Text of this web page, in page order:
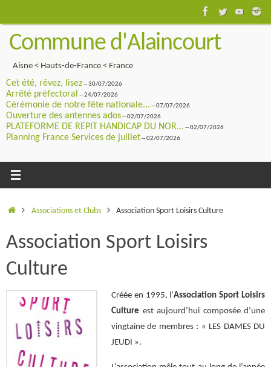
au
contenu
Commune d'Alaincourt
Aisne < Hauts-de-France < France
Cet été, rêvez, lisez-- 30/07/2026
Arrêté préfectoral -- 24/07/2026
Cérémonie de notre fête nationale... -- 07/07/2026
Ouverture des antennes ados-- 02/07/2026
PLATEFORME DE REPIT HANDICAP DU NOR... -- 02/07/2026
Planning France Services de juillet-- 02/07/2026
AccueilAssociations et Clubs Association Sport Loisirs Culture
Association Sport Loisirs
Culture
Créée en 1995, l’Association Sport Loisirs
Culture est aujourd’hui composée d’une
vingtaine de membres : « LES DAMES DU
JEUDI ».